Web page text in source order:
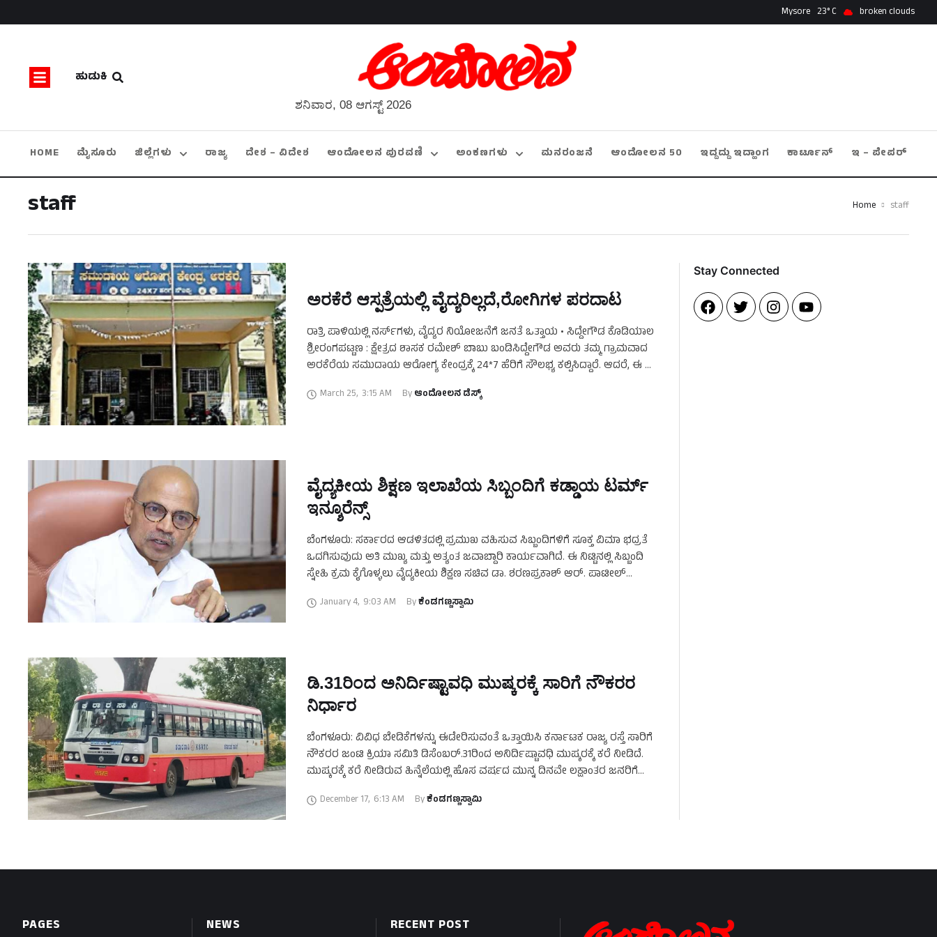
Mysore 23 broken clouds
ಹುಡುಕಿ
ಶನಿವಾರ, 08 ಆಗಸ್ಟ್ 2026
HOME ಮೈಸೂರು ಜಿಲ್ಲೆಗಳು ರಾಜ್ಯ ದೇಶ – ವಿದೇಶ ಆಂದೋಲನ ಪುರವಣಿ ಅಂಕಣಗಳು ಮನರಂಜನೆ ಆಂದೋಲನ 50 ಇದ್ದದ್ದು ಇದ್ಹಾಂಗ ಕಾರ್ಟೂನ್ ಇ – ಪೇಪರ್
staff Home staff
ಅರಕೆರೆ ಆಸ್ಪತ್ರೆಯಲ್ಲಿ ವೈದ್ಯರಿಲ್ಲದೆ,ರೋಗಿಗಳ ಪರದಾಟ
ರಾತ್ರಿ ಪಾಳಿಯಲ್ಲಿ ನರ್ಸ್‌ಗಳು, ವೈದ್ಯರ ನಿಯೋಜನೆಗೆ ಜನತೆ ಒತ್ತಾಯ • ಸಿದ್ದೇಗೌಡ ಕೊಡಿಯಾಲ
ಶ್ರೀರಂಗಪಟ್ಟಣ : ಕ್ಷೇತ್ರದ ಶಾಸಕ ರಮೇಶ್ ಬಾಬು ಬಂಡಿಸಿದ್ದೇಗೌಡ ಅವರು ತಮ್ಮ ಗ್ರಾಮವಾದ
ಅರಕೆರೆಯ ಸಮುದಾಯ ಆರೋಗ್ಯ ಕೇಂದ್ರಕ್ಕೆ 24*7 ಹೆರಿಗೆ ಸೌಲಭ್ಯ ಕಲ್ಪಿಸಿದ್ದಾರೆ. ಆದರೆ, ಈ …
March 25, 3:15 AM By ಆಂದೋಲನ ಡೆಸ್ಕ್
ವೈದ್ಯಕೀಯ ಶಿಕ್ಷಣ ಇಲಾಖೆಯ ಸಿಬ್ಬಂದಿಗೆ ಕಡ್ಡಾಯ ಟರ್ಮ್‌
ಇನ್ಶೂರೆನ್ಸ್‌
ಬೆಂಗಳೂರು: ಸರ್ಕಾರದ ಆಡಳಿತದಲ್ಲಿ ಪ್ರಮುಖ ವಹಿಸುವ ಸಿಬ್ಬಂದಿಗಳಿಗೆ ಸೂಕ್ತ ವಿಮಾ ಭದ್ರತೆ
ಒದಗಿಸುವುದು ಅತಿ ಮುಖ್ಯ ಮತ್ತು ಅತ್ಯಂತ ಜವಾಬ್ದಾರಿ ಕಾರ್ಯವಾಗಿದೆ. ಈ ನಿಟ್ಟಿನಲ್ಲಿ ಸಿಬ್ಬಂದಿ
ಸ್ನೇಹಿ ಕ್ರಮ ಕೈಗೊಳ್ಳಲು ವೈದ್ಯಕೀಯ ಶಿಕ್ಷಣ ಸಚಿವ ಡಾ‌. ಶರಣಪ್ರಕಾಶ್ ಆರ್. ಪಾಟೀಲ್
January 4, 9:03 AM By ಕೆಂಡಗಣ್ಣಸ್ವಾಮಿ
ಡಿ.31ರಿಂದ ಅನಿರ್ದಿಷ್ಟಾವಧಿ ಮುಷ್ಕರಕ್ಕೆ ಸಾರಿಗೆ ನೌಕರರ
ನಿರ್ಧಾರ
ಬೆಂಗಳೂರು: ವಿವಿಧ ಬೇಡಿಕೆಗಳನ್ನು ಈಡೇರಿಸುವಂತೆ ಒತ್ತಾಯಿಸಿ ಕರ್ನಾಟಕ ರಾಜ್ಯ ರಸ್ತೆ ಸಾರಿಗೆ
ನೌಕರರ ಜಂಟಿ ಕ್ರಿಯಾ ಸಮಿತಿ ಡಿಸೆಂಬರ್.31ರಿಂದ ಅನಿರ್ದಿಷ್ಟಾವಧಿ ಮುಷ್ಕರಕ್ಕೆ ಕರೆ ನೀಡಿದೆ.
ಮುಷ್ಕರಕ್ಕೆ ಕರೆ ನೀಡಿರುವ ಹಿನ್ನೆಲೆಯಲ್ಲಿ ಹೊಸ ವರ್ಷದ ಮುನ್ನ ದಿನವೇ ಲಕ್ಷಾಂತರ ಜನರಿಗೆ
December 17, 6:13 AM By ಕೆಂಡಗಣ್ಣಸ್ವಾಮಿ
Stay Connected​
PAGES NEWS RECENT POST